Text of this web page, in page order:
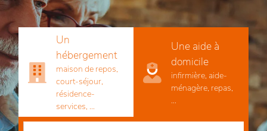
Un
hébergement
maison de repos,
court-séjour,
résidence-
services, ...
Une aide à
domicile
infirmière, aide-
ménagère, repas,
...